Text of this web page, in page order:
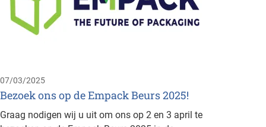
07/03/2025
Bezoek ons op de Empack Beurs 2025!
Graag nodigen wij u uit om ons op 2 en 3 april te